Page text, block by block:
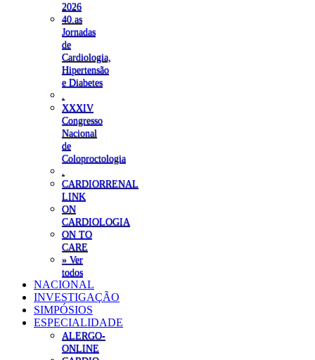
2026
40.as
Jornadas
de
Cardiologia,
Hipertensão
e Diabetes
XXXIV
Congresso
Nacional
de
Coloproctologia
CARDIORRENAL
LINK
ON
CARDIOLOGIA
ON TO
CARE
» Ver
todos
NACIONAL
INVESTIGAÇÃO
SIMPÓSIOS
ESPECIALIDADE
ALERGO-
ONLINE